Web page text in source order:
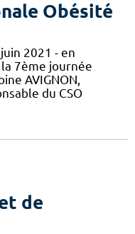
Obésité
2021 - en
7ème journée
AVIGNON,
du CSO
de